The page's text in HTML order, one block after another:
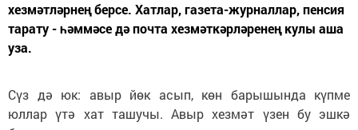
хезмәтләрнең берсе. Хатлар, газета-журналлар, пенсия
тарату - һәммәсе дә почта хезмәткәрләренең кулы аша
уза.
Сүз дә юк: авыр йөк асып, көн барышында күпме
юллар үтә хат ташучы. Авыр хезмәт үзен бу эшкә